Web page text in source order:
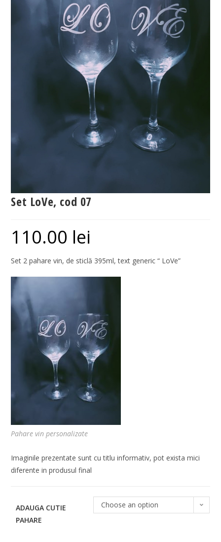
Set LoVe, cod 07
110.00 lei
Set 2 pahare vin, de sticlă 395ml, text generic “ LoVe”
Pahare vin personalizate
Imaginile prezentate sunt cu titlu informativ, pot exista mici
diferente in produsul final
ADAUGA CUTIE
PAHARE
Choose an option